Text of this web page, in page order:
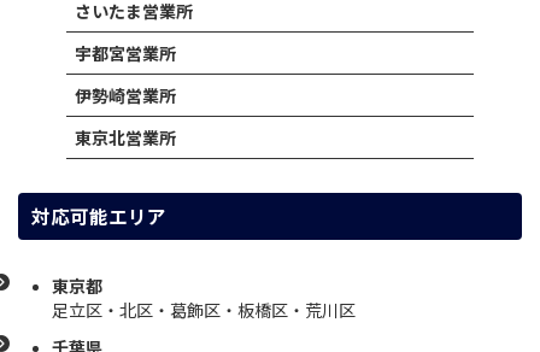
さいたま営業所
宇都宮営業所
伊勢崎営業所
東京北営業所
対応可能エリア
東京都
足立区・北区・葛飾区・板橋区・荒川区